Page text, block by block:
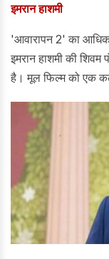
इमरान हाशमी
'आवारापन 2' का
इमरान हाशमी की
है। मूल फिल्म को एक